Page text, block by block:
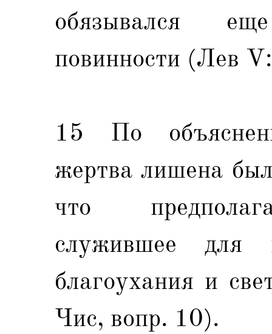
обязывался
повинности (Лев
15 По
жертва лишена
что
служившее для
благоухания и
Чис, вопр. 10).